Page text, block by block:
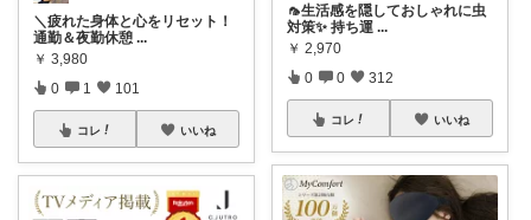
＼疲れた身体と心をリセット！
通勤＆夜勤休憩 ...
￥ 3,980
0 1 101
コレ いいね
🦟生活感を隠しておしゃれに虫
対策✨ 持ち運 ...
￥ 2,970
0 0 312
コレ いいね